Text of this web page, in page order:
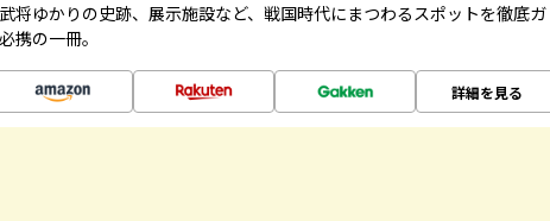
将ゆかりの史跡、展示施設など、戦国時代にまつわるスポットを徹底ガ
携の一冊。
詳細を見る